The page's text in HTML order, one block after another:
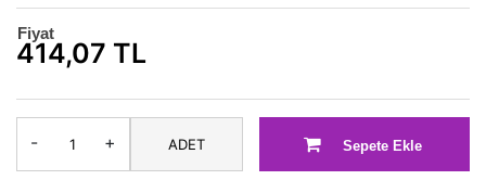
Fiyat
414,07 TL
- + ADET Sepete Ekle